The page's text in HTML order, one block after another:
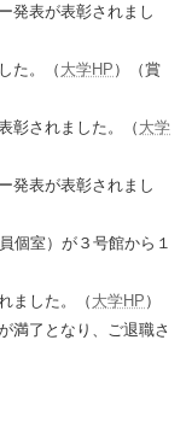
発表が表彰されまし
た。（ 大学HP ）（賞
彰されました。（ 大学
発表が表彰されまし
）が３号館から１
ました。（ 大学HP ）
満了となり、ご退職さ